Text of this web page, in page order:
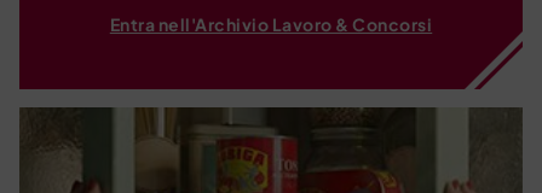
Entra nell'Archivio Lavoro & Concorsi